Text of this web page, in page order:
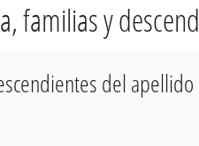
familias y
del apellido